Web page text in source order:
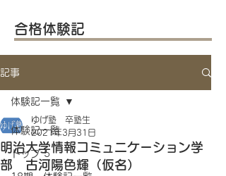
合格体験記
記事
体験記一覧
トップ 5
体験記一覧
明治大学情報コミュニケーション学
部 古河陽色輝（仮名）
ゆげ塾 卒塾生
2021年3月31日